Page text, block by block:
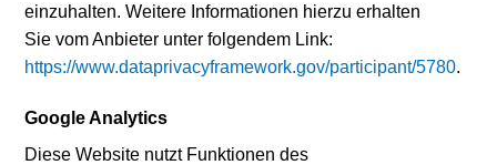
einzuhalten. Weitere Informationen hierzu erhalten
Sie vom Anbieter unter folgendem Link:
https://www.dataprivacyframework.gov/participant/5780.
Google Analytics
Diese Website nutzt Funktionen des